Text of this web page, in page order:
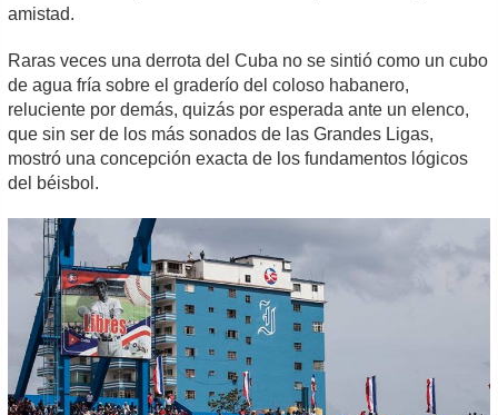
amistad.
Raras veces una derrota del Cuba no se sintió como un cubo
de agua fría sobre el graderío del coloso habanero,
reluciente por demás, quizás por esperada ante un elenco,
que sin ser de los más sonados de las Grandes Ligas,
mostró una concepción exacta de los fundamentos lógicos
del béisbol.